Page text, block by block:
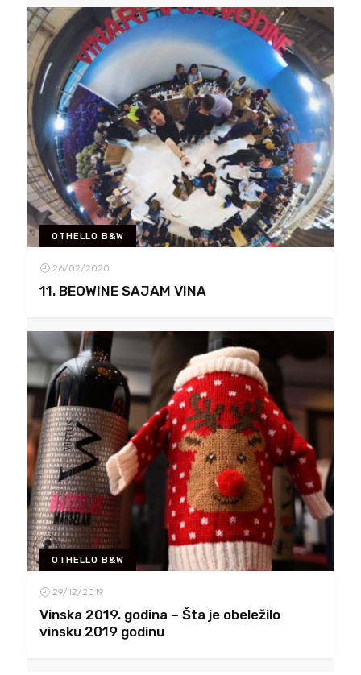
OTHELLO B&W
26/02/2020
11. BEOWINE SAJAM VINA
OTHELLO B&W
29/12/2019
Vinska 2019. godina – Šta je obeležilo
vinsku 2019 godinu